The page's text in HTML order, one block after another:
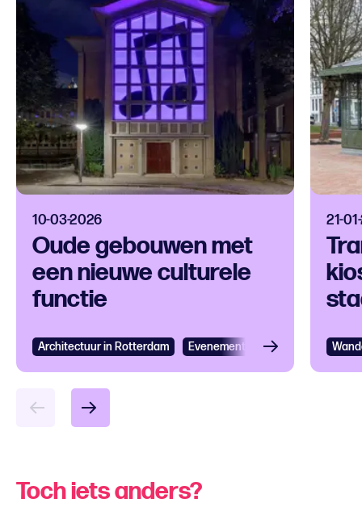
10-03-2026
Oude gebouwen met
een nieuwe culturele
functie
Architectuur in Rotterdam Evenementen
21-
Toch iets anders?